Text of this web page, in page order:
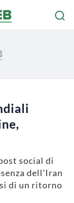
social di
dell'Iran
di un ritorno